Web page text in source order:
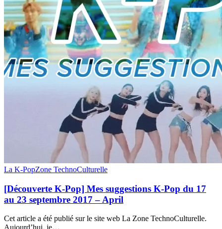
[Découverte
Pop]
Mes
suggestions
Pop
La K-PopZone TechnoCulturelle
[Découverte K-Pop] Mes suggestions K-Pop du 17
au 23 septembre 2017 – April
Cet article a été publié sur le site web La Zone TechnoCulturelle.